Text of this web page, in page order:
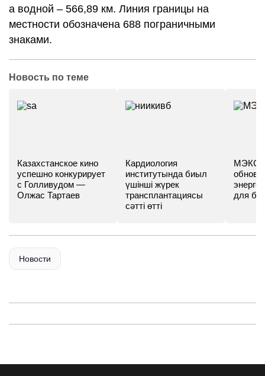
а водной – 566,89 км. Линия границы на
местности обозначена 688 пограничными
знаками.
Новость по теме
Казахстанское кино
успешно конкурирует
с Голливудом —
Олжас Тартаев
Кардиология
институтында биыл
үшінші жүрек
трансплантациясы
сәтті өтті
МЭКС -
для
Новости